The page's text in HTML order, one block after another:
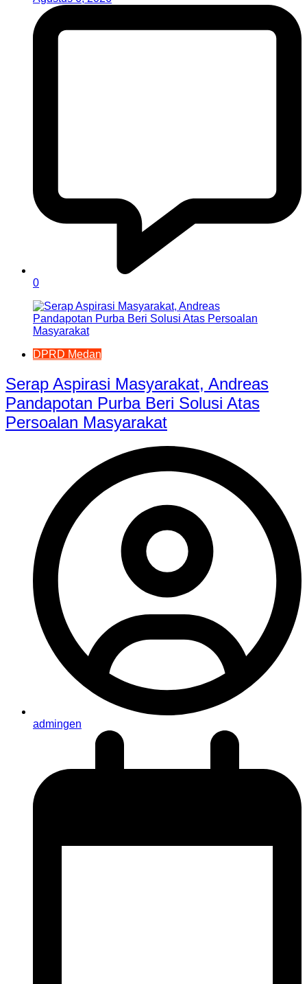
0
DPRD Medan
Serap Aspirasi Masyarakat, Andreas
Pandapotan Purba Beri Solusi Atas
Persoalan Masyarakat
admingen